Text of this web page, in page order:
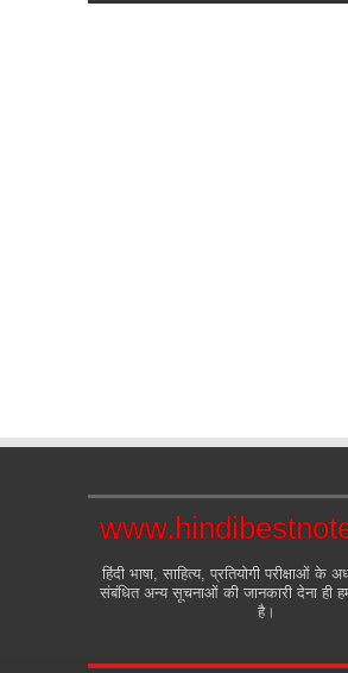
हिंदी भाषा, साहित्य, प्रतियोगी परीक्षाओं के
संबंधित अन्य सूचनाओं की जानकारी देना ही
है।